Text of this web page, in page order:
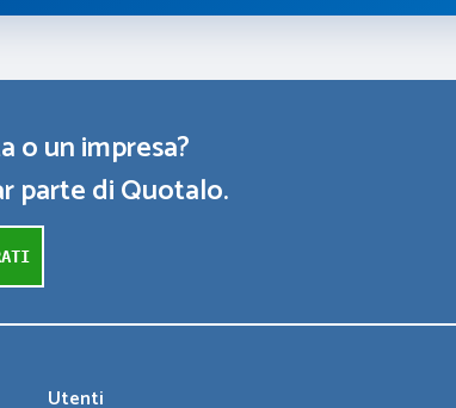
o un impresa?
parte di Quotalo.
Utenti